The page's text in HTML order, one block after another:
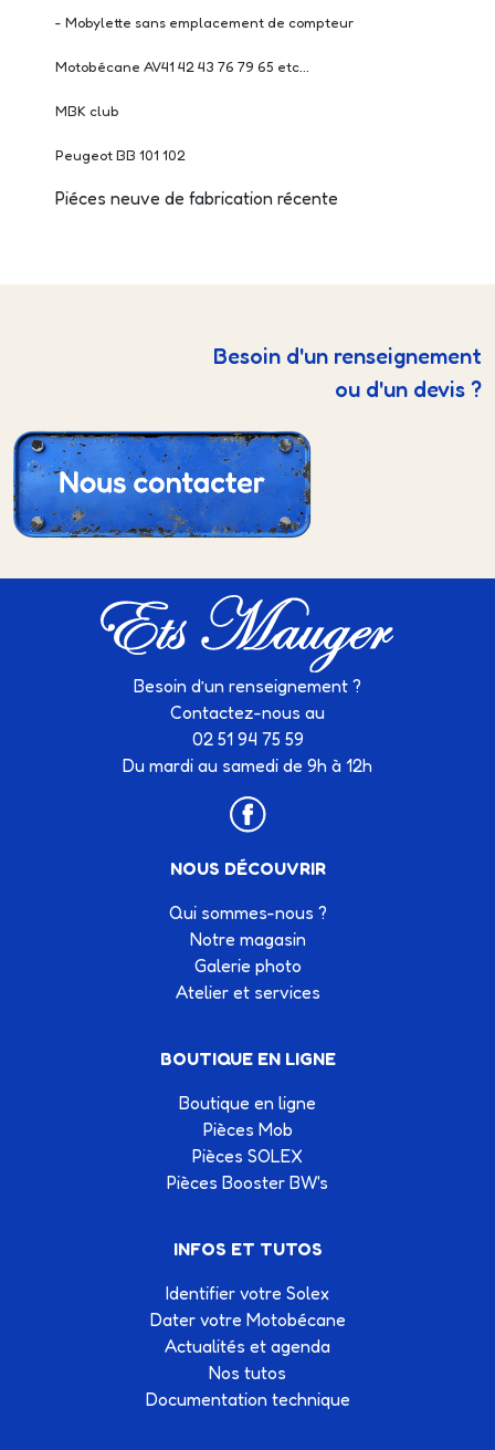
- Mobylette sans emplacement de compteur
Motobécane AV41 42 43 76 79 65 etc...
MBK club
Peugeot BB 101 102
Piéces neuve de fabrication récente
Besoin d'un renseignement
ou d'un devis ?
Besoin d’un renseignement ?
Contactez-nous au
02 51 94 75 59
Du mardi au samedi de 9h à 12h
NOUS DÉCOUVRIR
Qui sommes-nous ?
Notre magasin
Galerie photo
Atelier et services
BOUTIQUE EN LIGNE
Boutique en ligne
Pièces Mob
Pièces SOLEX
Pièces Booster BW's
INFOS ET TUTOS
Identifier votre Solex
Dater votre Motobécane
Actualités et agenda
Nos tutos
Documentation technique